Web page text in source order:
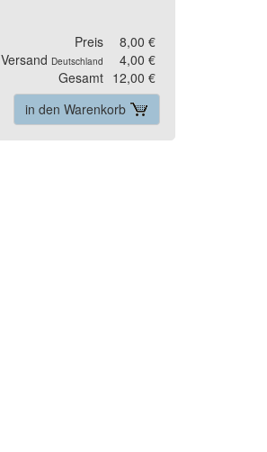
Preis
8,00 €
Versand Deutschland
4,00 €
Gesamt 12,00 €
in den Warenkorb